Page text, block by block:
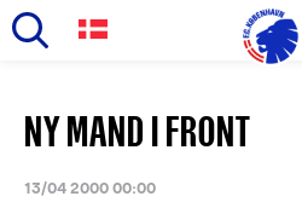
main
content
Primary
navigation
NY MAND I FRONT
13/04 2000 00:00